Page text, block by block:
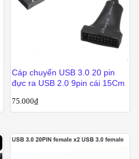
Cáp chuyển USB 3.0 20 pin
đực ra USB 2.0 9pin cái 15Cm
75.000₫